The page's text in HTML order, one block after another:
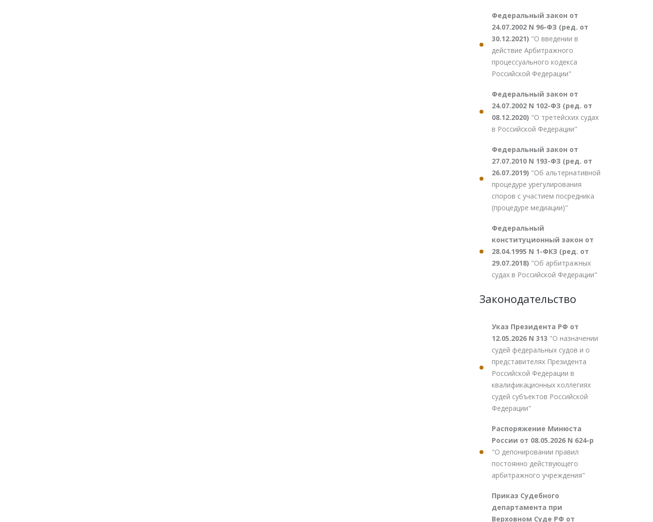
Федеральный закон от
24.07.2002 N 96-ФЗ (ред. от
30.12.2021) "О введении в
действие Арбитражного
процессуального кодекса
Российской Федерации"
Федеральный закон от
24.07.2002 N 102-ФЗ (ред. от
08.12.2020) "О третейских судах
в Российской Федерации"
Федеральный закон от
27.07.2010 N 193-ФЗ (ред. от
26.07.2019) "Об альтернативной
процедуре урегулирования
споров с участием посредника
(процедуре медиации)"
Федеральный
конституционный закон от
28.04.1995 N 1-ФКЗ (ред. от
29.07.2018) "Об арбитражных
судах в Российской Федерации"
Законодательство
Указ Президента РФ от
12.05.2026 N 313 "О назначении
судей федеральных судов и о
представителях Президента
Российской Федерации в
квалификационных коллегиях
судей субъектов Российской
Федерации"
Распоряжение Минюста
России от 08.05.2026 N 624-р
"О депонировании правил
постоянно действующего
арбитражного учреждения"
Приказ Судебного
департамента при
Верховном Суде РФ от